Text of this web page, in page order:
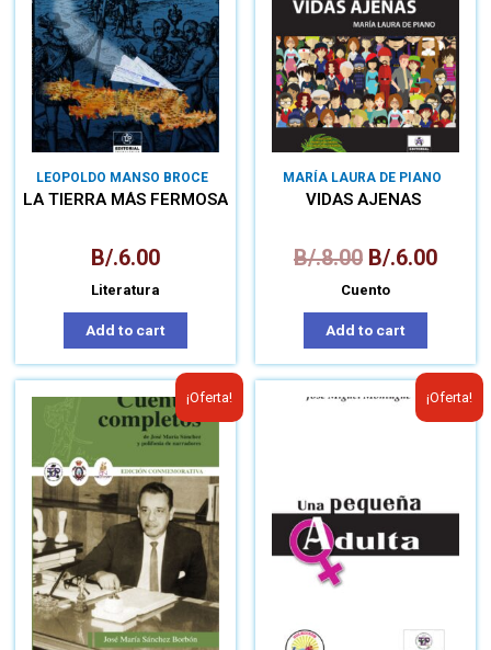
LEOPOLDO MANSO BROCE
LA TIERRA MÁS FERMOSA
B/.6.00
Literatura
Add to cart
MARÍA LAURA DE PIANO
VIDAS AJENAS
B/.8.00 B/.6.00
Cuento
Add to cart
¡Oferta! ¡Oferta!